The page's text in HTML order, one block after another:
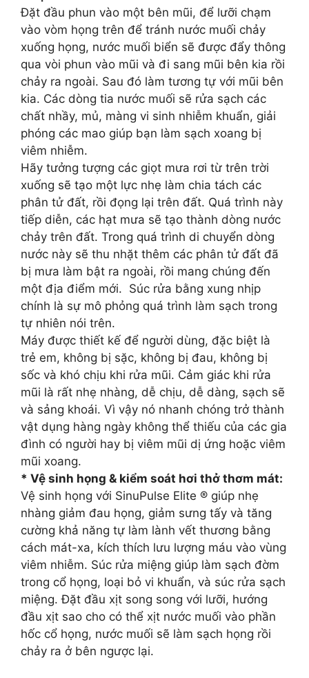
Đặt đầu phun vào một bên mũi, để lưỡi chạm
vào vòm họng trên để tránh nước muối chảy
xuống họng, nước muối biển sẽ được đẩy thông
qua vòi phun vào mũi và đi sang mũi bên kia rồi
chảy ra ngoài. Sau đó làm tương tự với mũi bên
kia. Các dòng tia nước muối sẽ rửa sạch các
chất nhầy, mủ, màng vi sinh nhiễm khuẩn, giải
phóng các mao giúp bạn làm sạch xoang bị
viêm nhiễm.
Hãy tưởng tượng các giọt mưa rơi từ trên trời
xuống sẽ tạo một lực nhẹ làm chia tách các
phân tử đất, rồi đọng lại trên đất. Quá trình này
tiếp diễn, các hạt mưa sẽ tạo thành dòng nước
chảy trên đất. Trong quá trình di chuyển dòng
nước này sẽ thu nhặt thêm các phân tử đất đã
bị mưa làm bật ra ngoài, rồi mang chúng đến
một địa điểm mới. Súc rửa bằng xung nhịp
chính là sự mô phỏng quá trình làm sạch trong
tự nhiên nói trên.
Máy được thiết kế để người dùng, đặc biệt là
trẻ em, không bị sặc, không bị đau, không bị
sốc và khó chịu khi rửa mũi. Cảm giác khi rửa
mũi là rất nhẹ nhàng, dễ chịu, dễ dàng, sạch sẽ
và sảng khoái. Vì vậy nó nhanh chóng trở thành
vật dụng hàng ngày không thể thiếu của các gia
đình có người hay bị viêm mũi dị ứng hoặc viêm
mũi xoang.
* Vệ sinh họng & kiểm soát hơi thở thơm mát:
Vệ sinh họng với SinuPulse Elite ® giúp nhẹ
nhàng giảm đau họng, giảm sưng tấy và tăng
cường khả năng tự làm lành vết thương bằng
cách mát-xa, kích thích lưu lượng máu vào vùng
viêm nhiễm. Súc rửa miệng giúp làm sạch đờm
trong cổ họng, loại bỏ vi khuẩn, và súc rửa sạch
miệng. Đặt đầu xịt song song với lưỡi, hướng
đầu xịt sao cho có thể xịt nước muối vào phần
hốc cổ họng, nước muối sẽ làm sạch họng rồi
chảy ra ở bên ngược lại.